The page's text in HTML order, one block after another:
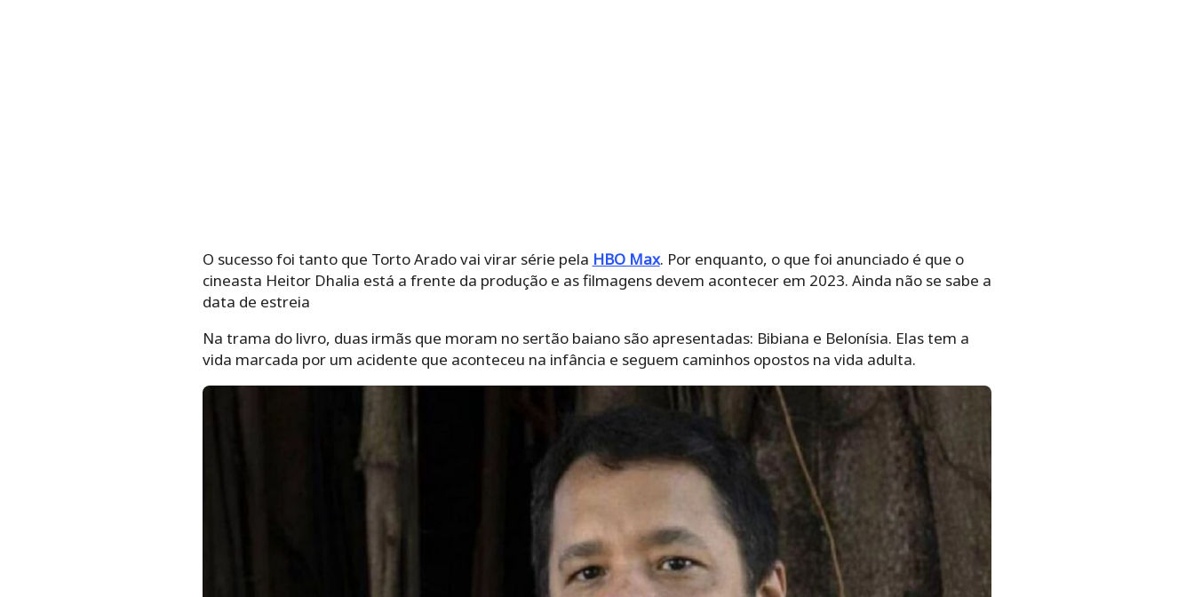
O sucesso foi tanto que Torto Arado vai virar série pela HBO Max. Por enquanto, o que foi anunciado é que o
cineasta Heitor Dhalia está a frente da produção e as filmagens devem acontecer em 2023. Ainda não se sabe a
data de estreia
Na trama do livro, duas irmãs que moram no sertão baiano são apresentadas: Bibiana e Belonísia. Elas tem a
vida marcada por um acidente que aconteceu na infância e seguem caminhos opostos na vida adulta.